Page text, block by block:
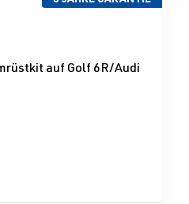
von 0 von 5 Sternen
auf Golf 6R/Audi